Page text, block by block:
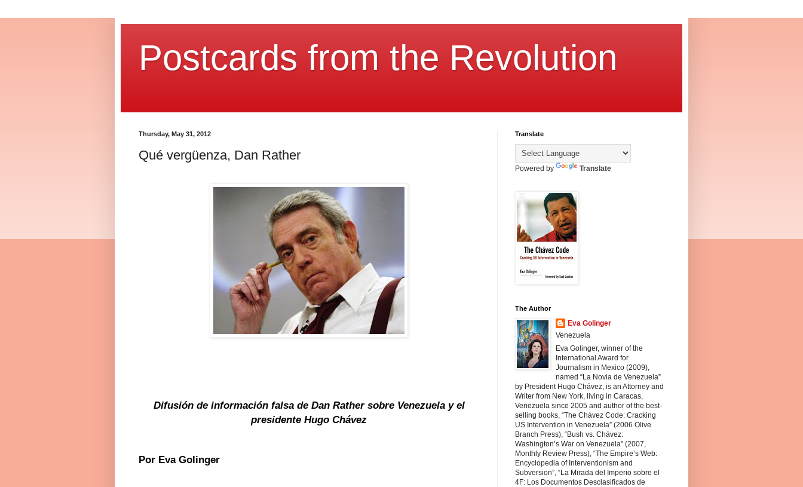
Postcards from the Revolution
Thursday, May 31, 2012
Qué vergüenza, Dan Rather
Difusión de información falsa de Dan Rather sobre Venezuela y el
presidente Hugo Chávez
Por Eva Golinger
Translate
Powered by Translate
The Author
Eva Golinger
Venezuela
Eva Golinger, winner of the
International Award for
Journalism in Mexico (2009),
named “La Novia de Venezuela”
by President Hugo Chávez, is an Attorney and
Writer from New York, living in Caracas,
Venezuela since 2005 and author of the best-
selling books, “The Chávez Code: Cracking
US Intervention in Venezuela” (2006 Olive
Branch Press), “Bush vs. Chávez:
Washington’s War on Venezuela” (2007,
Monthly Review Press), “The Empire’s Web:
Encyclopedia of Interventionism and
Subversion”, “La Mirada del Imperio sobre el
4F: Los Documentos Desclasificados de